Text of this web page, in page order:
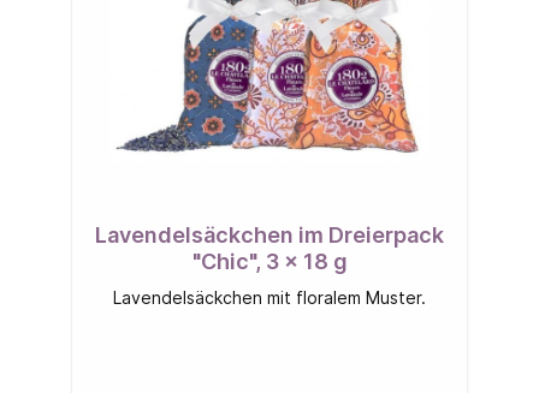
Lavendelsäckchen im Dreierpack
"Chic", 3 x 18 g
Lavendelsäckchen mit floralem Muster.